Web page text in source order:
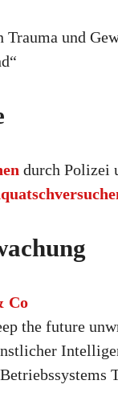
Trauma und
durch Polizei
Co
the future